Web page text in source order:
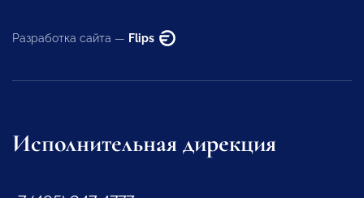
Разработка сайта — Flips
Исполнительная дирекция